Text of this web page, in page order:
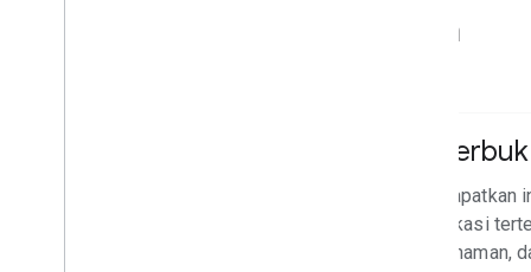
Dokumentasi lingkungan
lokasi
tanaman,